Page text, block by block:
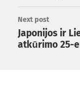
Next post
Japonijos ir
atkūrimo 25-